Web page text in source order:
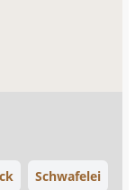
Schwafelei